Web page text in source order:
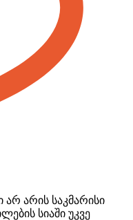
არ არის საკმარისი
სიაში უკვე